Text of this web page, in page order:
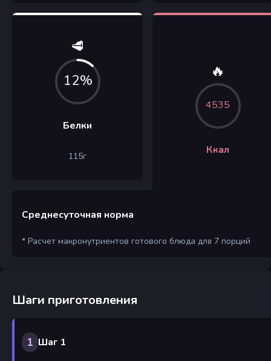
🥩
12%
Белки
115г
🔥
4535
Ккал
Среднесуточная норма
* Расчет макронутриентов готового блюда для 7 порций
Шаги приготовления
1 Шаг 1